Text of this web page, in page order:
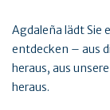
Agdaleña lädt Sie
entdecken – aus
heraus, aus
heraus.